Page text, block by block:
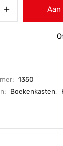
1350
Boekenkasten,